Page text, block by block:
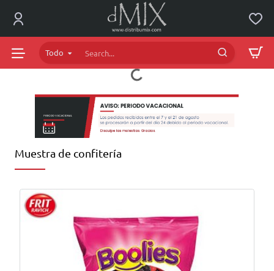
dMIX
Online
Todo
Search...
Muestra de confitería